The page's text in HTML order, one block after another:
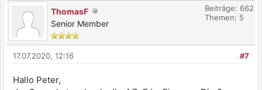
ThomasF
Senior Member
Beiträge: 662
Themen: 5
#7
17.07.2020, 12:16
Hallo Peter,